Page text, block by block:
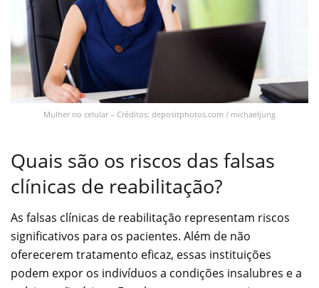
Mulher no celular – Créditos: depositphotos.com / michaeljung
Quais são os riscos das falsas
clínicas de reabilitação?
As falsas clínicas de reabilitação representam riscos
significativos para os pacientes. Além de não
oferecerem tratamento eficaz, essas instituições
podem expor os indivíduos a condições insalubres e a